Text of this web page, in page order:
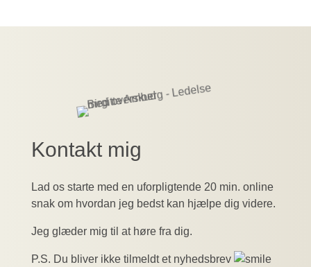
Kontakt mig
Lad os starte med en uforpligtende 20 min. online
snak om hvordan jeg bedst kan hjælpe dig videre.
Jeg glæder mig til at høre fra dig.
P.S. Du bliver ikke tilmeldt et nyhedsbrev